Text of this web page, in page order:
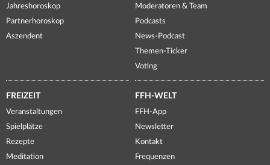
Jahreshoroskop
Partnerhoroskop
Aszendent
Moderatoren & Team
Podcasts
News-Podcast
Themen-Ticker
Voting
FREIZEIT
Veranstaltungen
Spielplätze
Rezepte
Meditation
FFH-WELT
FFH-App
Newsletter
Kontakt
Frequenzen